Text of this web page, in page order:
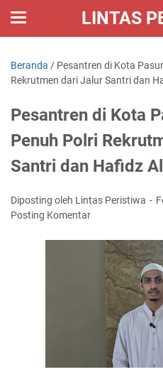
LINTAS
Beranda / Pesantren di Kota
Rekrutmen dari Jalur Santri dan
Pesantren di Kota
Penuh Polri
Santri dan Hafidz
Diposting oleh Lintas Peristiwa
Posting Komentar